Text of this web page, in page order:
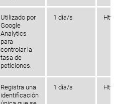
Utilizado por
Google
Analytics
para
controlar la
tasa de
peticiones.
1 día/s Http
Registra una
identificación
1 día/s Http